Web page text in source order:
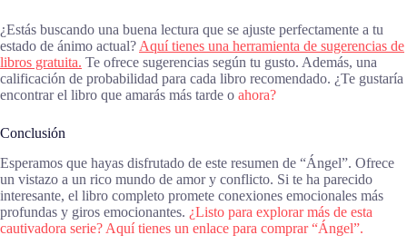
¿Estás buscando una buena lectura que se ajuste perfectamente a tu
estado de ánimo actual? Aquí tienes una herramienta de sugerencias de
libros gratuita. Te ofrece sugerencias según tu gusto. Además, una
calificación de probabilidad para cada libro recomendado. ¿Te gustaría
encontrar el libro que amarás más tarde o ahora?
Conclusión
Esperamos que hayas disfrutado de este resumen de “Ángel”. Ofrece
un vistazo a un rico mundo de amor y conflicto. Si te ha parecido
interesante, el libro completo promete conexiones emocionales más
profundas y giros emocionantes. ¿Listo para explorar más de esta
cautivadora serie? Aquí tienes un enlace para comprar “Ángel”.